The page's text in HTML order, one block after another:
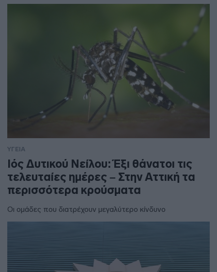
ΥΓΕΙΑ
Ιός Δυτικού Νείλου: Έξι θάνατοι τις
τελευταίες ημέρες – Στην Αττική τα
περισσότερα κρούσματα
Οι ομάδες που διατρέχουν μεγαλύτερο κίνδυνο